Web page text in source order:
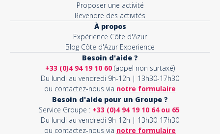
Proposer une activité
Revendre des activités
À propos
Expérience Côte d'Azur
Blog Côte d'Azur Experience
Besoin d'aide ?
+33 (0)4 94 19 10 60 (appel non surtaxé)
Du lundi au vendredi 9h-12h | 13h30-17h30
ou contactez-nous via notre formulaire
Besoin d'aide pour un Groupe ?
Service Groupe : +33 (0)4 94 19 10 64 ou 65
Du lundi au vendredi 9h-12h | 13h30-17h30
ou contactez-nous via notre formulaire